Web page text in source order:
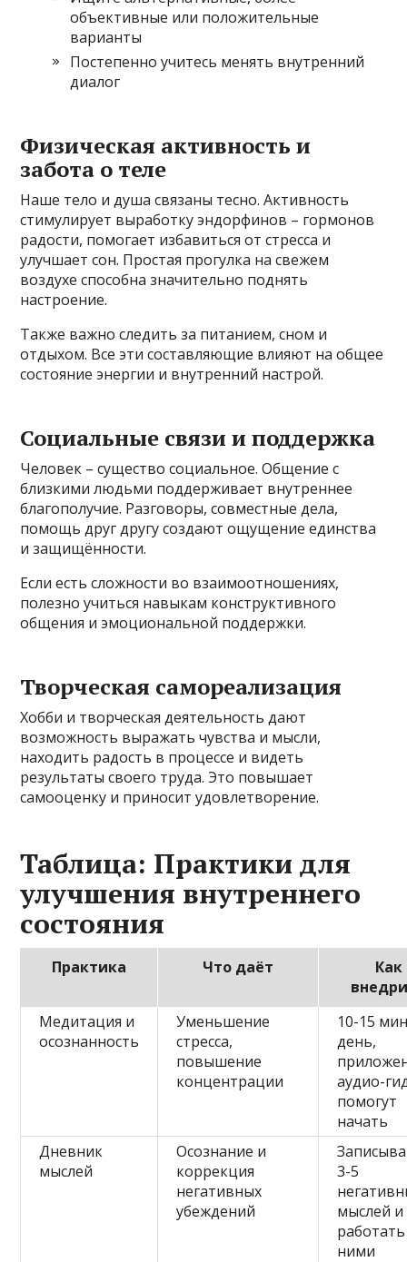
объективные или положительные
варианты
Постепенно учитесь менять внутренний
диалог
Физическая активность и
забота о теле
Наше тело и душа связаны тесно. Активность
стимулирует выработку эндорфинов – гормонов
радости, помогает избавиться от стресса и
улучшает сон. Простая прогулка на свежем
воздухе способна значительно поднять
настроение.
Также важно следить за питанием, сном и
отдыхом. Все эти составляющие влияют на общее
состояние энергии и внутренний настрой.
Социальные связи и поддержка
Человек – существо социальное. Общение с
близкими людьми поддерживает внутреннее
благополучие. Разговоры, совместные дела,
помощь друг другу создают ощущение единства
и защищённости.
Если есть сложности во взаимоотношениях,
полезно учиться навыкам конструктивного
общения и эмоциональной поддержки.
Творческая самореализация
Хобби и творческая деятельность дают
возможность выражать чувства и мысли,
находить радость в процессе и видеть
результаты своего труда. Это повышает
самооценку и приносит удовлетворение.
Таблица: Практики для
улучшения внутреннего
состояния
Практика Что даёт
Как
Медитация и
осознанность
Уменьшение
стресса,
повышение
концентрации
10-15
день,
аудио-
помогут
начать
Дневник
мыслей
Осознание и
коррекция
негативных
убеждений
3-5
мыслей и
работать
ними